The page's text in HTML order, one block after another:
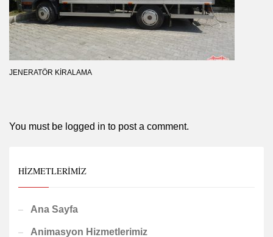
JENERATÖR KIRALAMA
You must be logged in to post a comment.
HIZMETLERIMIZ
Ana Sayfa
Animasyon Hizmetlerimiz